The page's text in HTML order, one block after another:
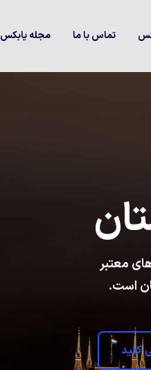
تماس با ما مجله یابکس
معتبر
است.
کنید